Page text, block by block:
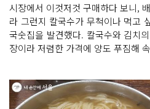
시장에서 이것저것 구매하다 보니,
라 그런지 칼국수가 무척이나 먹고
국숫집을 발견했다. 칼국수와 김치
장이라 저렴한 가격에 양도 푸짐해